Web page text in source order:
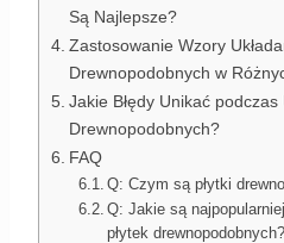
Są Najlepsze?
Zastosowanie Wzory
Drewnopodobnych w
Jakie Błędy Unikać podczas
Drewnopodobnych?
FAQ
Q: Czym są płytki
Q: Jakie są
płytek drewnopodobnych?